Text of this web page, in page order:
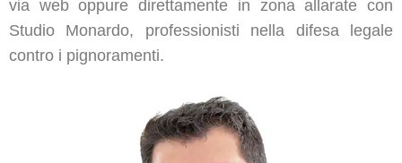
via web oppure direttamente in zona allarate con
Studio Monardo, professionisti nella difesa legale
contro i pignoramenti.